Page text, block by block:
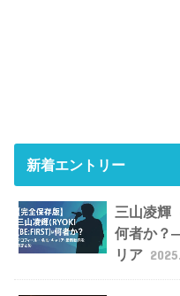
新着エントリー
三山凌輝
何者か？
リア